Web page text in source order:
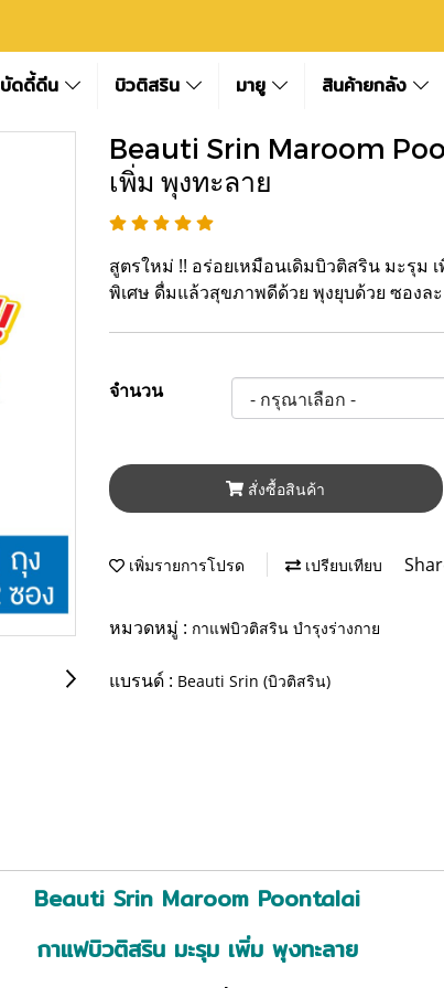
บัดดี้ดีน บิวติสริน มายู สินค้ายกลัง
Beauti Srin Maroom
เพิ่ม พุงทะลาย
สูตรใหม่ !! อร่อยเหมือนเดิมบิวติสริน มะรุ
พิเศษ ดื่มแล้วสุขภาพดีด้วย พุงยุบด้วย ซองล
จำนวน
สั่งซื้อสินค้า
เพิ่มรายการโปรด เปรียบเทียบ
หมวดหมู่ : กาแฟบิวติสริน บำรุงร่างกาย
แบรนด์ : Beauti Srin (บิวติสริน)
Beauti Srin Maroom Poontalai
กาแฟบิวติสริน มะรุม เพิ่ม พุงทะลาย